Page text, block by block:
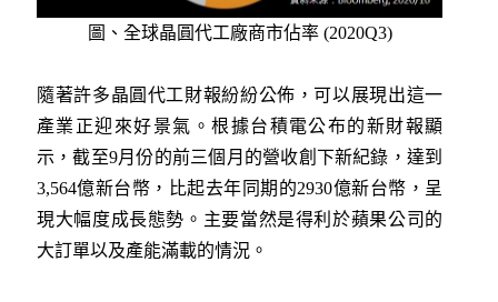
圖、全球晶圓代工廠商市佔率 (2020Q3)
隨著許多晶圓代工財報紛紛公佈，可以展現出這一
產業正迎來好景氣。根據台積電公布的新財報顯
示，截至9月份的前三個月的營收創下新紀錄，達到
3,564億新台幣，比起去年同期的2930億新台幣，呈
現大幅度成長態勢。主要當然是得利於蘋果公司的
大訂單以及產能滿載的情況。